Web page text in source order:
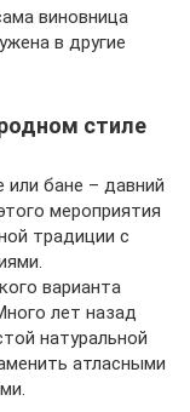
виновница
в другие
стиле
или бане – давний
мероприятия
традиции с
варианта
лет назад
натуральной
атласными